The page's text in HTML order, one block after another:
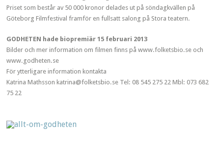
Priset som består av 50 000 kronor delades ut på söndagkvällen på
Göteborg Filmfestival framför en fullsatt salong på Stora teatern.
GODHETEN hade biopremiär 15 februari 2013
Bilder och mer information om filmen finns på www.folketsbio.se och
www.godheten.se
För ytterligare information kontakta
Katrina Mathsson katrina@folketsbio.se Tel: 08 545 275 22 Mbl: 073 682
75 22